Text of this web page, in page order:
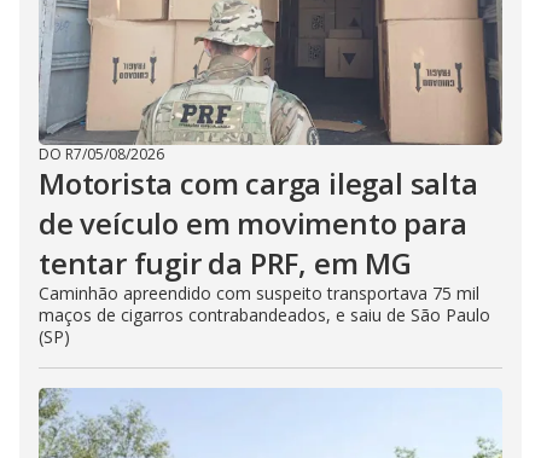
DO R7/05/08/2026
Motorista com carga ilegal salta
de veículo em movimento para
tentar fugir da PRF, em MG
Caminhão apreendido com suspeito transportava 75 mil
maços de cigarros contrabandeados, e saiu de São Paulo
(SP)